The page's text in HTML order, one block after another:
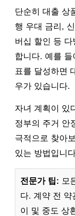
단순히 대출 상
행 우대 금리,
버십 할인 등
합니다. 예를
표를 달성하면
우가 있습니다.
자녀 계획이 있
정부의 주거 안
극적으로 찾아
있는 방법입니
전문가 팁: 모
다. 계약 전 약
이 및 중도 상